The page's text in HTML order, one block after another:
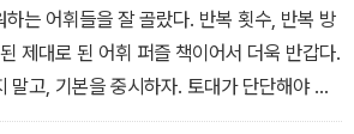
. PART 3에서는 수학을 가르치는 교사와
을 소개한다.
하는 어휘들을 잘 골랐다. 반복 횟수, 반복 방
제대로 된 어휘 퍼즐 책이어서 더욱 반갑다.
말고, 기본을 중시하자. 토대가 단단해야 실
하길!